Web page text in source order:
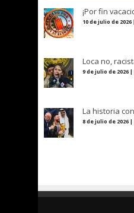
¡Por fin
10 de julio de
Loca no,
9 de julio de 2026
La historia
8 de julio de 2026